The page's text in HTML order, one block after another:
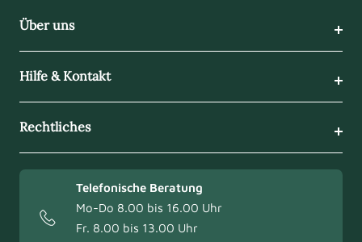
Über uns
Hilfe & Kontakt
Rechtliches
Telefonische Beratung
Mo-Do 8.00 bis 16.00 Uhr
Fr. 8.00 bis 13.00 Uhr